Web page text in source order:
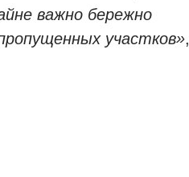
важно бережно
участков»,